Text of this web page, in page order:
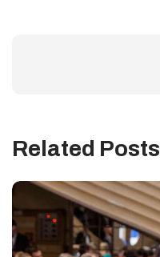
Related Posts